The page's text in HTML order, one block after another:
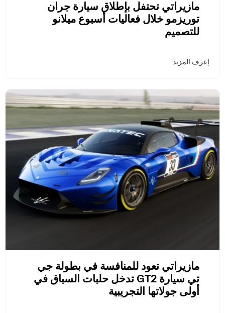
مازيراتي تحتفل بإطلاق سيارة جران
توريزمو خلال فعاليات أسبوع ميلانو
للتصميم
إعرف المزيد
مازيراتي تعود للمنافسة في بطولة جي
تي سيارة GT2 تدخل حلبات السباق في
أولى جولاتها التجريبية